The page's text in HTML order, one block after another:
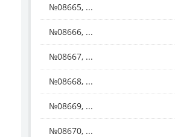
№08665, ...
№08666, ...
№08667, ...
№08668, ...
№08669, ...
№08670, ...